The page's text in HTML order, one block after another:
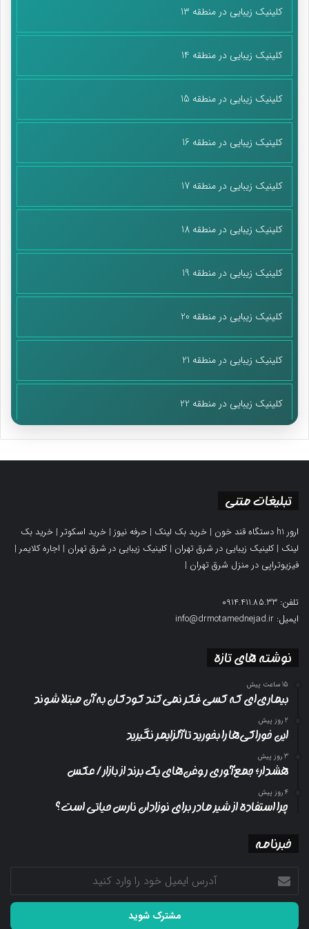
کلینیک زیبایی در منطقه 13
کلینیک زیبایی در منطقه 14
کلینیک زیبایی در منطقه 15
کلینیک زیبایی در منطقه 16
کلینیک زیبایی در منطقه 17
کلینیک زیبایی در منطقه 18
کلینیک زیبایی در منطقه 19
کلینیک زیبایی در منطقه 20
کلینیک زیبایی در منطقه 21
کلینیک زیبایی در منطقه 22
تبلیغات متنی
ارور h1 دستگاه قند خون | خرید بک لینک | حرفه نیوز | خرید اسکوتر | خرید بک
لینک |کلینیک زیبایی در شرق تهران |کلینیک زیبایی در شرق تهران | اجاره کلایمر |
فیزیوتراپی در منزل شرق تهران |
تلفن: 0914.411.85.33
ایمیل: info@drmotamednejad.ir
نوشته های تازه
15 ساعت پیش
بیماری‌ای که کسی فکر نمی‌کند کودکان به آن مبتلا شوند
2 روز پیش
این خوراکی‌ها را بخورید تا آلزایمر نگیرید
3 روز پیش
هشدار؛ جمع‌آوری روغن‌های یک برند از بازار/ عکس
4 روز پیش
چرا استفاده از شیر مادر برای نوزادان نارس حیاتی است؟
خبرنامه
آدرس
ایمیل
خود